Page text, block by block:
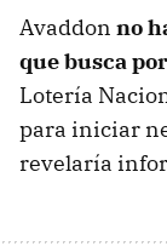
Avaddon no
que busca
Lotería
para iniciar
revelaría